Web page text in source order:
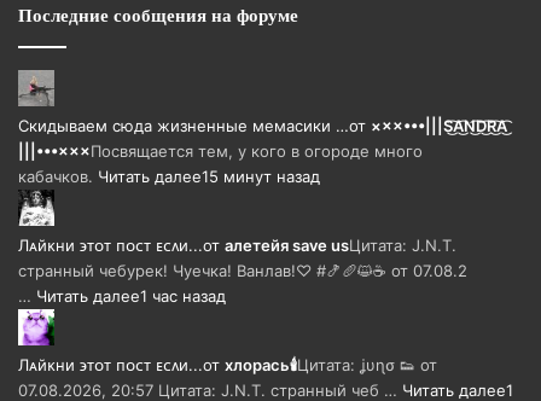
Последние сообщения на форуме
Скидываем сюда жизненные мемасики …от ×××•••|||S͜͡A͜͡N͜͡D͜͡R͜͡A͜͡
|||•••×××Посвящается тем, у кого в огороде много
кабачков. Читать далее15 минут назад
Лᴀйᴋни ϶ᴛᴏᴛ ᴨᴏᴄᴛ ᴇᴄᴧи...от алетейя save usЦитата: J.N.T.
странный чебурек! Чуечка! Ванлав!♡ #🍤🥖😺☕ от 07.08.2
… Читать далее1 час назад
Лᴀйᴋни ϶ᴛᴏᴛ ᴨᴏᴄᴛ ᴇᴄᴧи...от хлорась🕯Цитата: ʝυɳσ 👟 от
07.08.2026, 20:57 Цитата: J.N.T. странный чеб … Читать далее1